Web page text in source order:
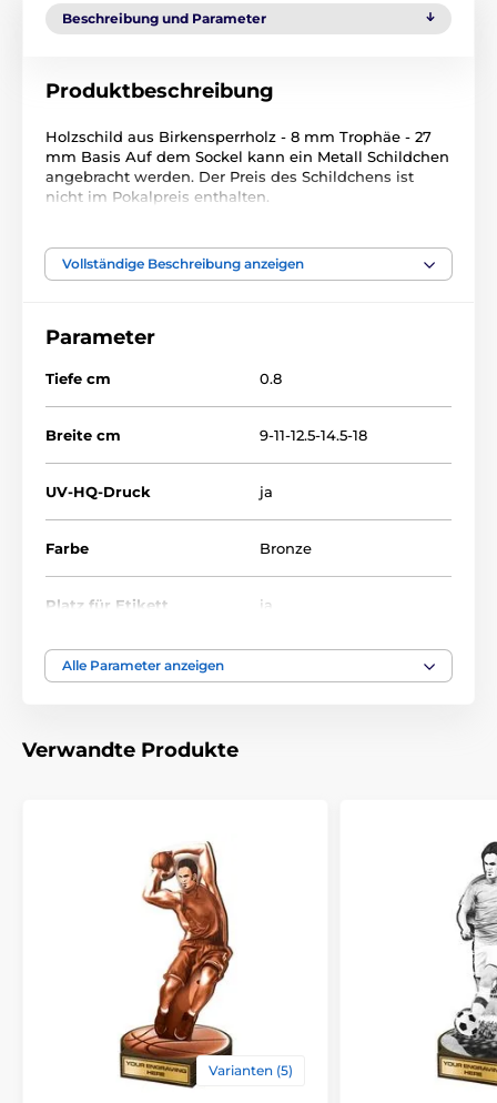
Beschreibung und Parameter
Produktbeschreibung
Holzschild aus Birkensperrholz - 8 mm Trophäe - 27
mm Basis Auf dem Sockel kann ein Metall Schildchen
angebracht werden. Der Preis des Schildchens ist
nicht im Pokalpreis enthalten.
Das Produkt ist in Kategorien eingeteilt
RWR001
Vollständige Beschreibung anzeigen
Parameter
Tiefe cm 0.8
Breite cm 9-11-12.5-14.5-18
UV-HQ-Druck ja
Farbe Bronze
Platz für Etikett ja
Höhe cm
Bedruckung des
Alle Parameter anzeigen
Verwandte Produkte
Varianten (5)